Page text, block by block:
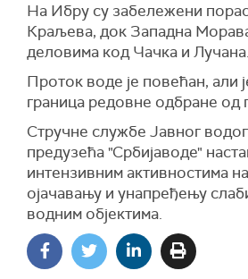
На Ибру су забележени
Краљева, док Западна
деловима код Чачка и Лучана.
Проток воде је повећан, али
граница редовне одбране од
Стручне службе Јавног
предузећа "Србијаводе"
интензивним активностима
ојачавању и унапређењу
водним објектима.